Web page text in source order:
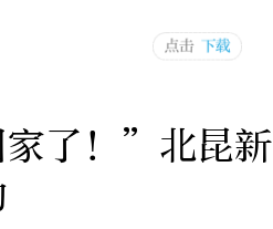
家了！”北昆新